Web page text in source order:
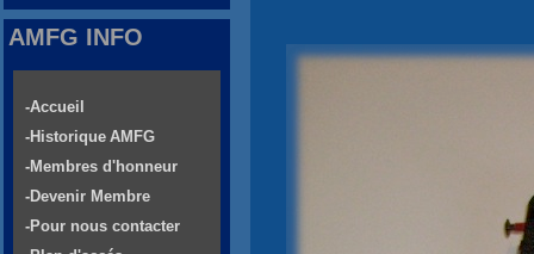
AMFG INFO
-Accueil
-Historique AMFG
-Membres d'honneur
-Devenir Membre
-Pour nous contacter